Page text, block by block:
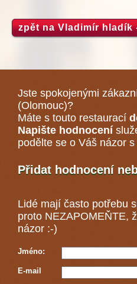
zpět na Vladimír hladík
Jste spokojenými
(Olomouc)?
Máte s touto restaurací
Napište hodnocení
podělte se o Váš názor
Přidat hodnocení
Lidé mají často potřebu
proto NEZAPOMEŇTE,
názor :-)
Jméno:
E-mail